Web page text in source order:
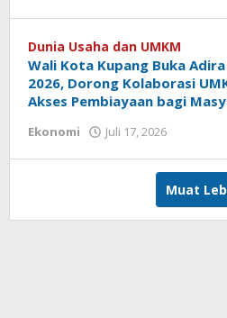
Tu@mes
Dunia Usaha dan UMKM
Wali Kota Kupang Buka Adira
2026, Dorong Kolaborasi
Akses Pembiayaan bagi
Ekonomi Juli 17, 2026
Tu@mes
Muat